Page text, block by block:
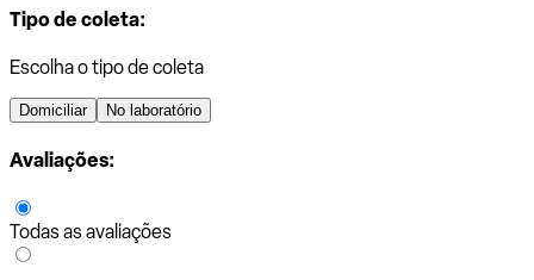
Tipo de coleta:
Escolha o tipo de coleta
Domiciliar No laboratório
Avaliações:
Todas as avaliações